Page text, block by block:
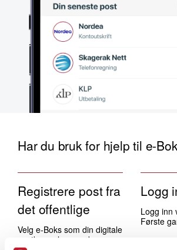
Har du bruk for hjelp til e-
Registrere post fra
det offentlige
Velg e-Boks som din digitale
postkasse leverandør.
Logg
Logg inn
Første